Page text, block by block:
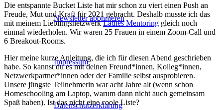
Newsletter abonnieren
Impressum
Datenschutzerklärung
Die entspannte Bucket Liste hat mir schon zu viert einen Push an
Freude, Mut und Kraft für 2021 gebracht. Deshalb musste ich das
mit meinem LieblingsnetzwerkLadies Mentoring gleich noch
einmal wiederholen. Wir waren 25 Frauen in einem Zoom-Call und
6 Breakout-Rooms.
Hier meine kurze Anleitung, die ich für diesen Abend geschrieben
habe. So kannst du es mit deinen Freund*innen, Kolleg*innen,
Netzwerkpartner*innen oder der Familie selbst ausprobieren.
Unsere jüngste Teilnehmerin war acht Jahre alt (wenn schon
Homeschooling am Laptop, warum dann nicht auch gemeinsam
Spaß haben). Ist das nicht eine coole Liste?